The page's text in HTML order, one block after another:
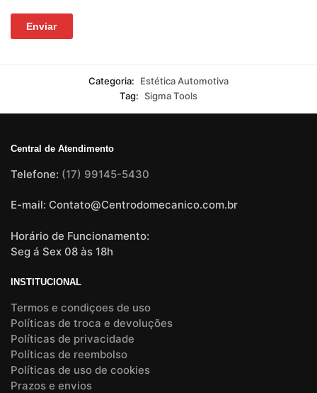
Categoria:
Estética Automotiva
Tag: Sigma Tools
Central de Atendimento
Telefone: (17) 99145-5430
E-mail: Contato@Centrodomecanico.com.br
Horário de Funcionamento:
Seg á Sex 08 às 18h
INSTITUCIONAL
Termos e condiçoes de uso
Políticas de troca e devoluções
Políticas de privacidade
Políticas de reembolso
Políticas de uso de cookies
Prazos e envios